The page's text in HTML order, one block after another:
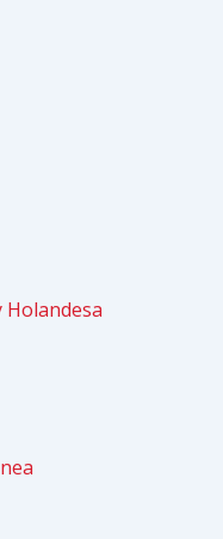
Holandesa